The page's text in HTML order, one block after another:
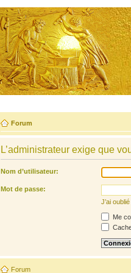
Forum
L’administrateur exige que
Nom d’utilisateur:
Mot de passe:
J’ai
Me
Forum